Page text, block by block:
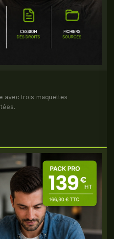
avec trois maquettes